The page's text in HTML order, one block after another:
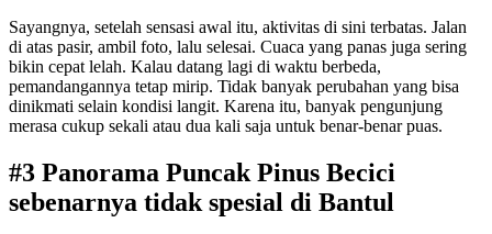
Sayangnya, setelah sensasi awal itu, aktivitas di sini terbatas. Jalan
di atas pasir, ambil foto, lalu selesai. Cuaca yang panas juga sering
bikin cepat lelah. Kalau datang lagi di waktu berbeda,
pemandangannya tetap mirip. Tidak banyak perubahan yang bisa
dinikmati selain kondisi langit. Karena itu, banyak pengunjung
merasa cukup sekali atau dua kali saja untuk benar-benar puas.
#3 Panorama Puncak Pinus Becici
sebenarnya tidak spesial di Bantul